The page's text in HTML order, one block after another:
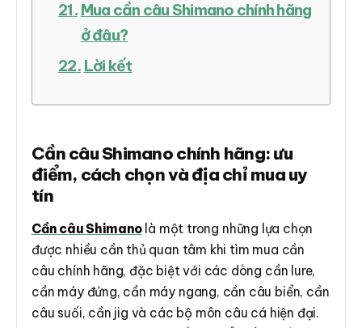
Mua cần câu Shimano chính hãng
ở đâu?
Lời kết
Cần câu Shimano chính hãng: ưu
điểm, cách chọn và địa chỉ mua uy
tín
Cần câu Shimanolà một trong những lựa chọn
được nhiều cần thủ quan tâm khi tìm mua cần
câu chính hãng, đặc biệt với các dòng cần lure,
cần máy đứng, cần máy ngang, cần câu biển, cần
câu suối, cần jig và các bộ môn câu cá hiện đại.